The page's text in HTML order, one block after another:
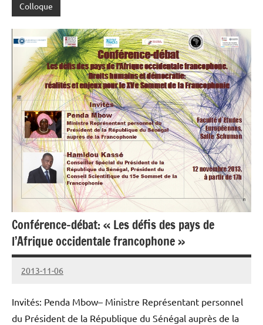
Colloque
Conférence-débat: « Les défis des pays de
l’Afrique occidentale francophone »
2013-11-06
cestaf
Invités: Penda Mbow– Ministre Représentant personnel
du Président de la République du Sénégal auprès de la